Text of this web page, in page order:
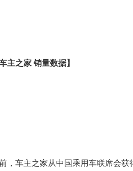
车主之家 销量数据】
，车主之家从中国乘用车联席会